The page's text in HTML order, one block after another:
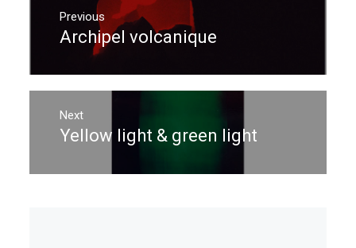
l’article
Previous
Previous
Archipel volcanique
Next
Next
Yellow light & green light